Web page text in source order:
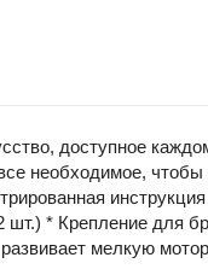
доступное
чтобы
* Крепление для
мелкую